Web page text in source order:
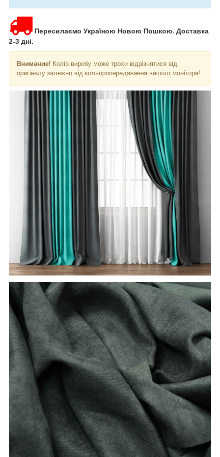
Пересилаємо Україною Новою Пошкою. Доставка
2-3 дні.
Внимание! Колір виробу може трохи відрізнятися від
оригіналу залежно від кольоропередавання вашого монітора!